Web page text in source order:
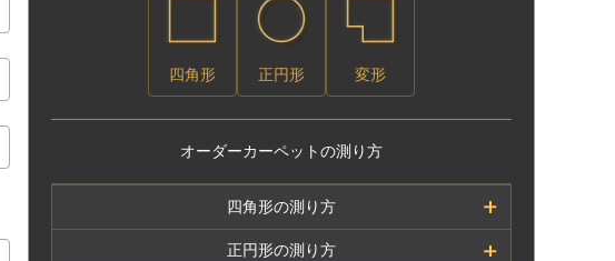
四角形 正円形 変形
オーダーカーペットの測り方
四角形の測り方
ご希望のサイズのタテ・ヨコを測ってください。
正円形の測り方